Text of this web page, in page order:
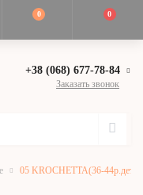
0 0
+38 (068) 677-78-84
Заказать звонок
05 KROCHETTA(36-